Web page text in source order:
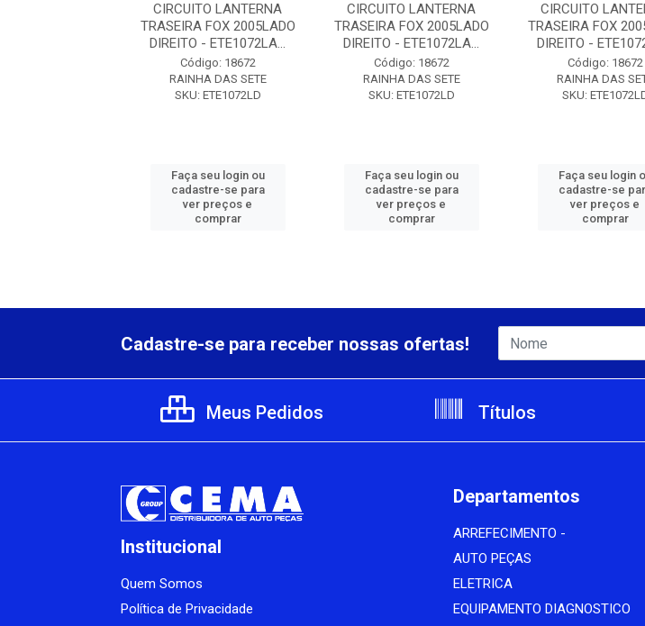
CIRCUITO LANTERNA
TRASEIRA FOX 2005LADO
DIREITO - ETE1072LA...
Código: 18672
RAINHA DAS SETE
SKU: ETE1072LD
Faça seu login ou
cadastre-se para
ver preços e
comprar
CIRCUITO LANTERNA
TRASEIRA FOX 2005LADO
DIREITO - ETE1072LA...
Código: 18672
RAINHA DAS SETE
SKU: ETE1072LD
Faça seu login ou
cadastre-se para
ver preços e
comprar
CIRCUITO
TRASEIRA FOX
DIREITO -
Código: 18672
RAINHA DAS
SKU:
Faça seu login
cadastre-se
ver preços e
comprar
Cadastre-se para receber nossas ofertas!
Meus Pedidos Títulos
Institucional
Quem Somos
Política de Privacidade
Departamentos
ARREFECIMENTO -
AUTO PEÇAS
ELETRICA
EQUIPAMENTO DIAGNOSTICO